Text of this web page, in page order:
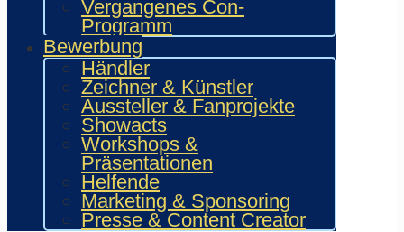
Vergangenes Con-
Programm
Bewerbung
Händler
Zeichner & Künstler
Aussteller & Fanprojekte
Showacts
Workshops &
Präsentationen
Helfende
Marketing & Sponsoring
Presse & Content Creator